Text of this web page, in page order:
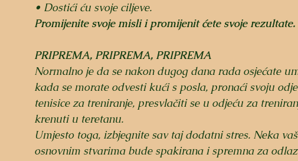
• Dostići ću svoje ciljeve.
Promijenite svoje misli i promijenit ćete svoje rezultate.
PRIPREMA, PRIPREMA, PRIPREMA
Normalno je da se nakon dugog dana rada osjećate
kada se morate odvesti kući s posla, pronaći svoju
tenisice za treniranje, presvlačiti se u odjeću za
krenuti u teretanu.
Umjesto toga, izbjegnite sav taj dodatni stres. Neka
osnovnim stvarima bude spakirana i spremna za